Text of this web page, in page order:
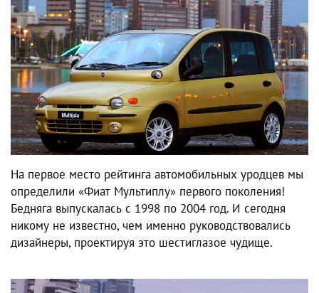
На первое место рейтинга автомобильных уродцев мы
определили «Фиат Мультиплу» первого поколения!
Бедняга выпускалась с 1998 по 2004 год. И сегодня
никому не известно, чем именно руководствовались
дизайнеры, проектируя это шестиглазое чудище.